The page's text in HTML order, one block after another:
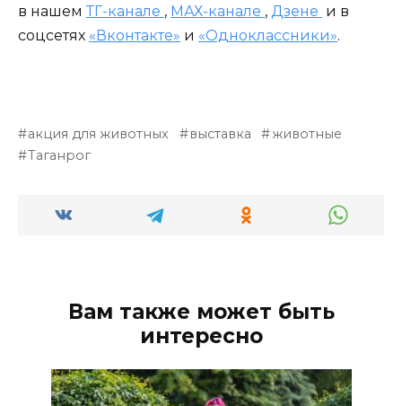
в нашем ТГ-канале , МАХ-канале , Дзене и в
соцсетях «Вконтакте» и «Одноклассники».
акция для животных выставка
животные
Таганрог
Вам также может быть
интересно